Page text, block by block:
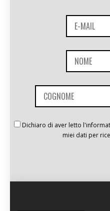
Dichiaro di aver letto
miei dati per